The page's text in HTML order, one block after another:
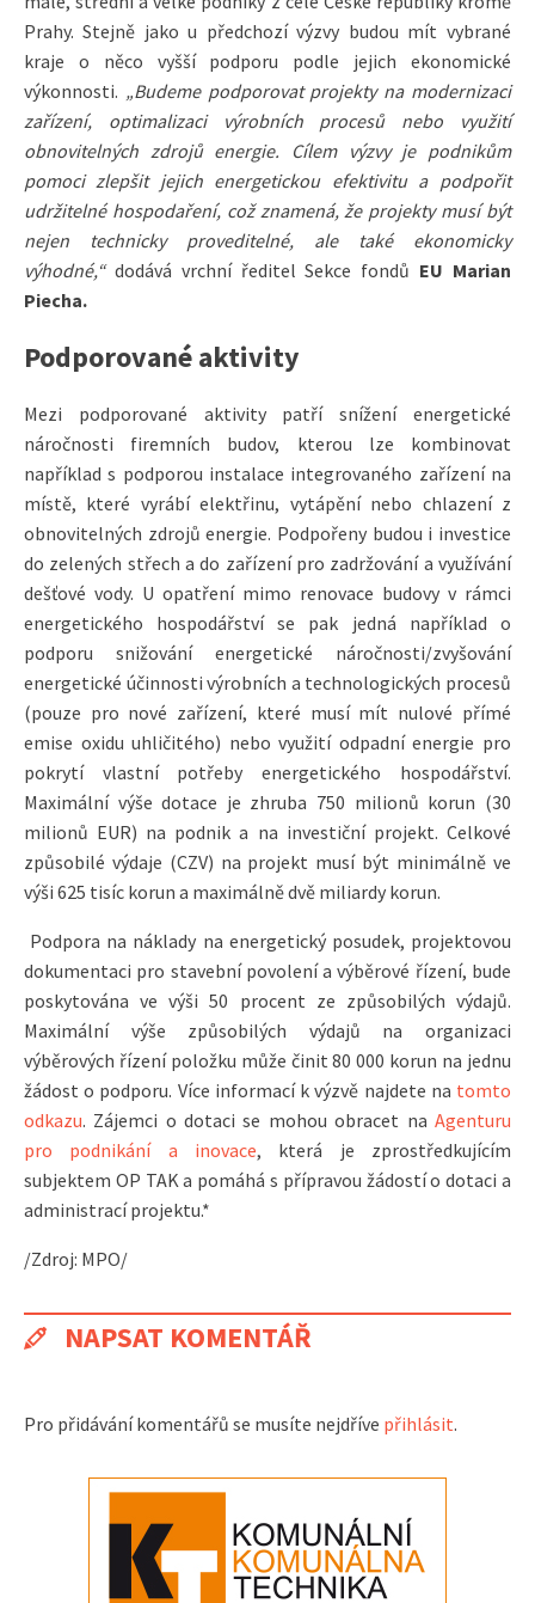
Prahy. Stejně jako u předchozí výzvy budou mít vybrané
kraje o něco vyšší podporu podle jejich ekonomické
výkonnosti. „Budeme podporovat projekty na modernizaci
zařízení, optimalizaci výrobních procesů nebo využití
obnovitelných zdrojů energie. Cílem výzvy je podnikům
pomoci zlepšit jejich energetickou efektivitu a podpořit
udržitelné hospodaření, což znamená, že projekty musí být
nejen technicky proveditelné, ale také ekonomicky
výhodné,“ dodává vrchní ředitel Sekce fondů EU Marian
Piecha.
Podporované aktivity
Mezi podporované aktivity patří snížení energetické
náročnosti firemních budov, kterou lze kombinovat
například s podporou instalace integrovaného zařízení na
místě, které vyrábí elektřinu, vytápění nebo chlazení z
obnovitelných zdrojů energie. Podpořeny budou i investice
do zelených střech a do zařízení pro zadržování a využívání
dešťové vody. U opatření mimo renovace budovy v rámci
energetického hospodářství se pak jedná například o
podporu snižování energetické náročnosti/zvyšování
energetické účinnosti výrobních a technologických procesů
(pouze pro nové zařízení, které musí mít nulové přímé
emise oxidu uhličitého) nebo využití odpadní energie pro
pokrytí vlastní potřeby energetického hospodářství.
Maximální výše dotace je zhruba 750 milionů korun (30
milionů EUR) na podnik a na investiční projekt. Celkové
způsobilé výdaje (CZV) na projekt musí být minimálně ve
výši 625 tisíc korun a maximálně dvě miliardy korun.
Podpora na náklady na energetický posudek, projektovou
dokumentaci pro stavební povolení a výběrové řízení, bude
poskytována ve výši 50 procent ze způsobilých výdajů.
Maximální výše způsobilých výdajů na organizaci
výběrových řízení položku může činit 80 000 korun na jednu
žádost o podporu. Více informací k výzvě najdete na tomto
odkazu. Zájemci o dotaci se mohou obracet na Agenturu
pro podnikání a inovace, která je zprostředkujícím
subjektem OP TAK a pomáhá s přípravou žádostí o dotaci a
administrací projektu.*
/Zdroj: MPO/
NAPSAT KOMENTÁŘ
Pro přidávání komentářů se musíte nejdříve přihlásit.